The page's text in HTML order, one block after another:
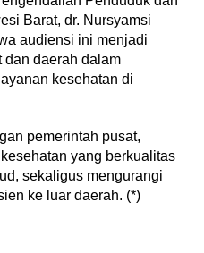
Barat, dr. Nursyamsi
audiensi ini menjadi
dan daerah dalam
kesehatan di
pemerintah pusat,
yang berkualitas
sekaligus mengurangi
ke luar daerah. (*)